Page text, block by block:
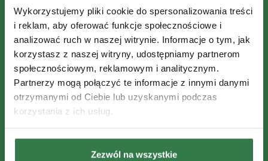
Wykorzystujemy pliki cookie do spersonalizowania treści
i reklam, aby oferować funkcje społecznościowe i
analizować ruch w naszej witrynie. Informacje o tym, jak
korzystasz z naszej witryny, udostępniamy partnerom
społecznościowym, reklamowym i analitycznym.
Partnerzy mogą połączyć te informacje z innymi danymi
otrzymanymi od Ciebie lub uzyskanymi podczas
korzystania z ich usług.
Zezwól na wszystkie